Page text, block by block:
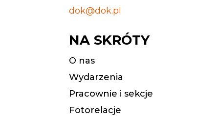
dok@dok.pl
NA SKRÓTY
O nas
Wydarzenia
Pracownie i sekcje
Fotorelacje